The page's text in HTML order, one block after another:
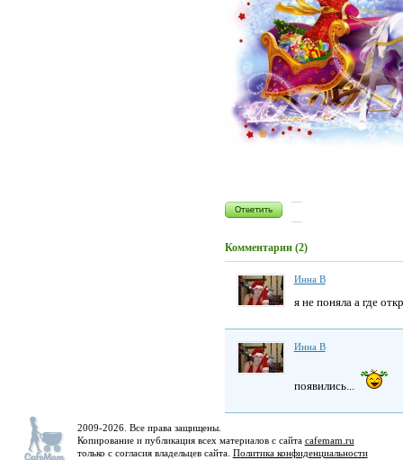
Комментарии (2)
Инна В
я не поняла а где
Инна В
появились...
2009-2026. Все права защищены.
Копирование и публикация всех материалов с сайта cafemam.ru
только с согласия владельцев сайта. Политика конфиденциальности